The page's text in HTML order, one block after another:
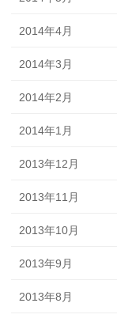
2014年4月
2014年3月
2014年2月
2014年1月
2013年12月
2013年11月
2013年10月
2013年9月
2013年8月